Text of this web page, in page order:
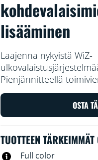
lisääminen
Laajenna nykyistä WiZ-
Pienjännitteellä
helppoa ja turvallista.
haluamallasi tavalla
valaisimia
OSTA
TUOTTEEN
Full color